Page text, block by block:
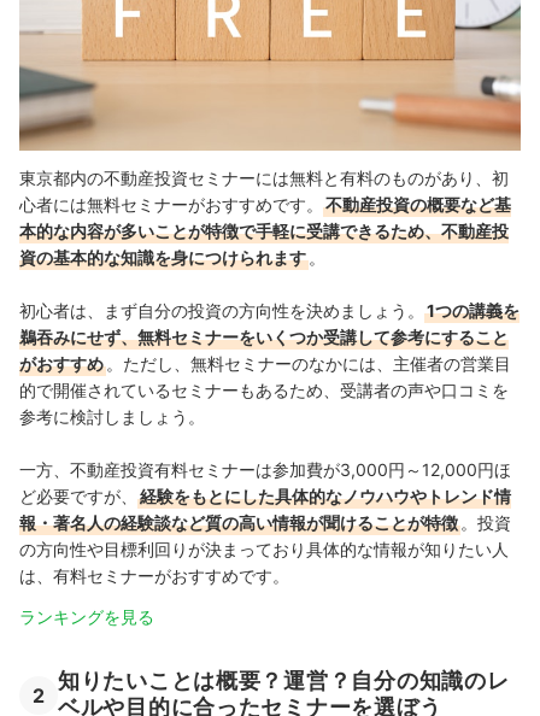
東京都内の不動産投資セミナーには無料と有料のものがあり、初
心者には無料セミナーがおすすめです。
不動産投資の概要など基
本的な内容が多いことが特徴で手軽に受講できるため、不動産投
資の基本的な知識を身につけられます 。
初心者は、まず自分の投資の方向性を決めましょう。
1つの講義を
鵜吞みにせず、無料セミナーをいくつか受講して参考にすること
がおすすめ 。ただし、無料セミナーのなかには、主催者の営業目
的で開催されているセミナーもあるため、受講者の声や口コミを
参考に検討しましょう。
一方、不動産投資有料セミナーは参加費が3,000円～12,000円ほ
ど必要ですが、
経験をもとにした具体的なノウハウやトレンド情
報・著名人の経験談など質の高い情報が聞けることが特徴 。 投資
の方向性や目標利回りが決まっており具体的な情報が知りたい人
は、有料セミナーがおすすめです。
ランキングを見る
2
知りたいことは概要？運営？自分の知識のレ
ベルや目的に合ったセミナーを選ぼう